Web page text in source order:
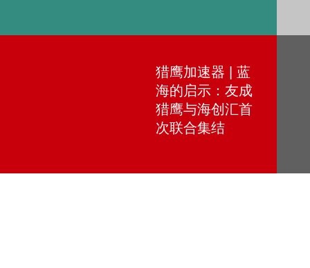
猎鹰加速器 | 蓝
海的启示：友成
猎鹰与海创汇首
次联合集结